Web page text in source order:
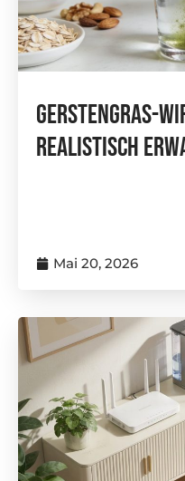
Gerstengras-
Realistisch
Mai 20, 2026